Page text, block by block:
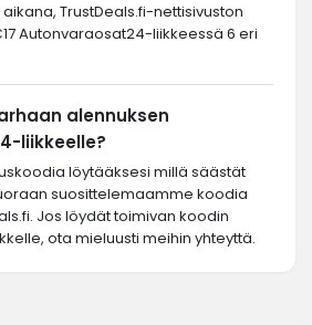
TrustDeals.fi-nettisivuston
Autonvaraosat24-liikkeessä 6 eri
alennuksen
liikkeelle?
löytääksesi millä säästät
suosittelemaamme koodia
Jos löydät toimivan koodin
ota mieluusti meihin yhteyttä.